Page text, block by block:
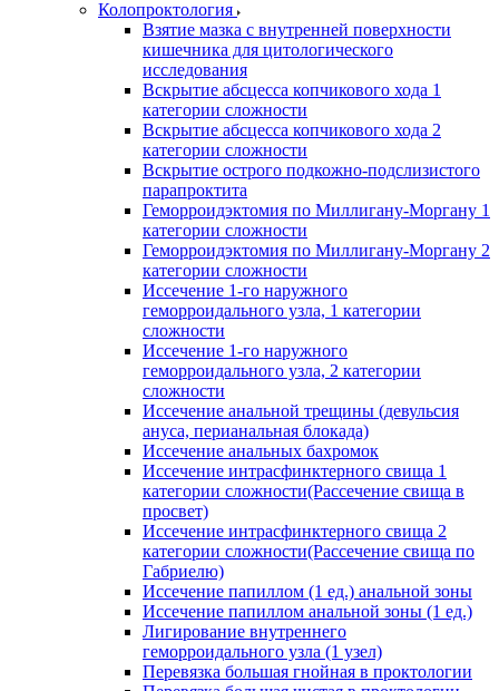
Колопроктология
Взятие мазка с внутренней поверхности
кишечника для цитологического
исследования
Вскрытие абсцесса копчикового хода 1
категории сложности
Вскрытие абсцесса копчикового хода 2
категории сложности
Вскрытие острого подкожно-подслизистого
парапроктита
Геморроидэктомия по Миллигану-Моргану 1
категории сложности
Геморроидэктомия по Миллигану-Моргану 2
категории сложности
Иссечение 1-го наружного
геморроидального узла, 1 категории
сложности
Иссечение 1-го наружного
геморроидального узла, 2 категории
сложности
Иссечение анальной трещины (девульсия
ануса, перианальная блокада)
Иссечение анальных бахромок
Иссечение интрасфинктерного свища 1
категории сложности(Рассечение свища в
просвет)
Иссечение интрасфинктерного свища 2
категории сложности(Рассечение свища по
Габриелю)
Иссечение папиллом (1 ед.) анальной зоны
Иссечение папиллом анальной зоны (1 ед.)
Лигирование внутреннего
геморроидального узла (1 узел)
Перевязка большая гнойная в проктологии